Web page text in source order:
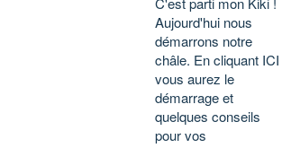
Aujourd'hui nous
démarrons notre
châle. En cliquant ICI
vous aurez le
démarrage et
quelques conseils
pour vos